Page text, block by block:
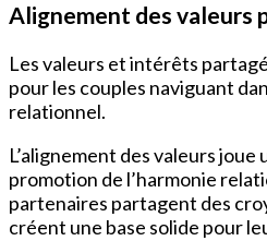
Alignement des valeurs
Les valeurs et intérêts
pour les couples naviguant
relationnel.
L’alignement des valeurs joue
promotion de l’harmonie
partenaires partagent des
créent une base solide pour